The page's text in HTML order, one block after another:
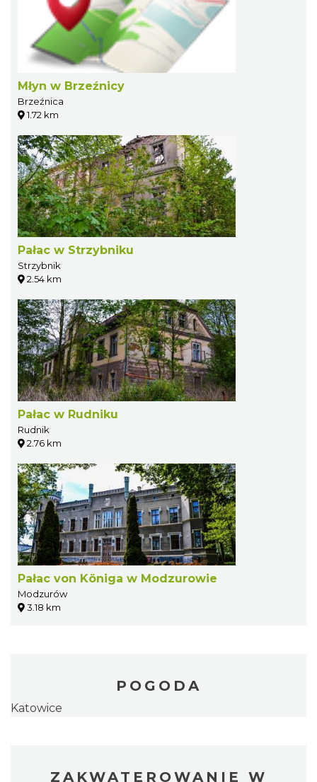
Młyn w Brzeźnicy
Brzeźnica
1.72 km
Pałac w Strzybniku
Strzybnik
2.54 km
Pałac w Rudniku
Rudnik
2.76 km
Pałac von Königa w Modzurowie
Modzurów
3.18 km
POGODA
Katowice
ZAKWATEROWANIE W